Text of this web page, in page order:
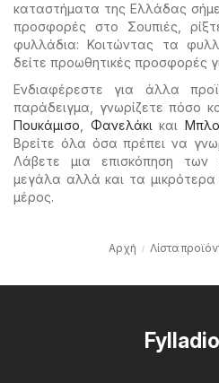
καταστήματα της Ελλάδας
προσφορές στο Σουπιές,
φυλλάδια: Κοιτώντας τα
δείτε προωθητικές προσφορές
Ενδιαφέρεστε για άλλα
παράδειγμα, γνωρίζετε πόσο
Πουκάμισο
Φανελάκι και
Βρείτε όλα όσα πρέπει να
Λάβετε μια επισκόπηση
μεγάλα αλλά και τα
μέρος.
Αρχή Λίστα